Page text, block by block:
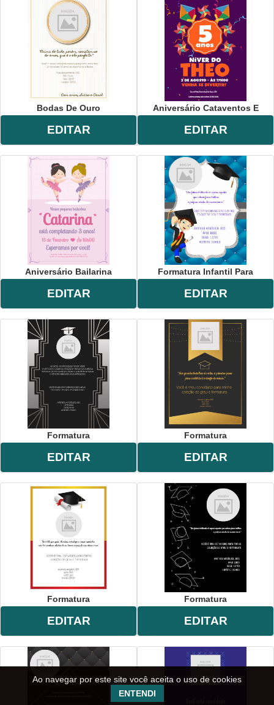
Bodas De Ouro
EDITAR
Aniversário Cataventos E
EDITAR
Aniversário Bailarina
EDITAR
Formatura Infantil Para
EDITAR
Formatura
EDITAR
Formatura
EDITAR
Formatura
EDITAR
Formatura
EDITAR
Ao navegar por este site você aceita o uso de cookies
ENTENDI